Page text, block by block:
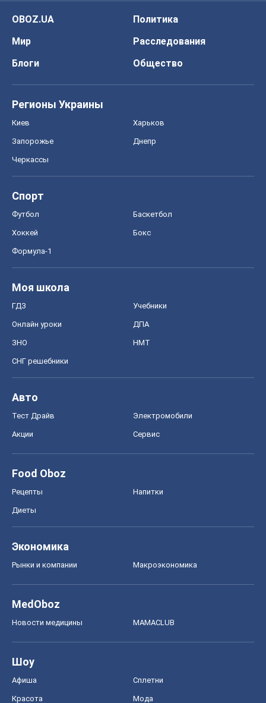
OBOZ.UA
Политика
Мир
Расследования
Блоги
Общество
Регионы Украины
Киев Харьков
Запорожье Днепр
Черкассы
Спорт
Футбол Баскетбол
Хоккей Бокс
Формула-1
Моя школа
ГДЗ Учебники
Онлайн уроки ДПА
ЗНО НМТ
СНГ решебники
Авто
Тест Драйв Электромобили
Акции Сервис
Food Oboz
Рецепты Напитки
Диеты
Экономика
Рынки и компании Mакроэкономика
MedOboz
Новости медицины MAMACLUB
Шоу
Афиша Сплетни
Красота Мода